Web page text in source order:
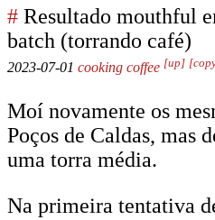
# Resultado mouthful
batch (torrando café)
2023-07-01 cooking coffee [up]
Moí novamente os
Poços de Caldas, mas
uma torra média.
Na primeira tentativa